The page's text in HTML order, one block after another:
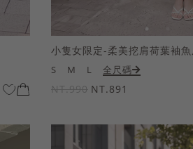
小隻女限定-柔美挖肩荷葉袖
S M L 全尺碼
NT.990 NT.891